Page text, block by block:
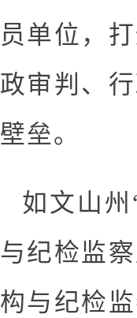
员单位，
政审判、
壁垒。
如文山
与纪检监
构与纪检